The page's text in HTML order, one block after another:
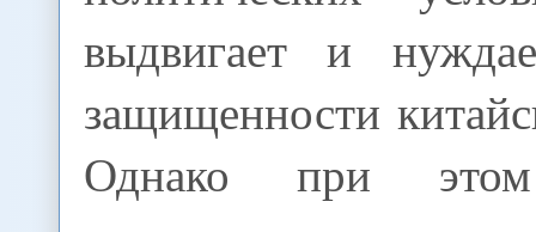
выдвигает и
защищенности
Однако при этом